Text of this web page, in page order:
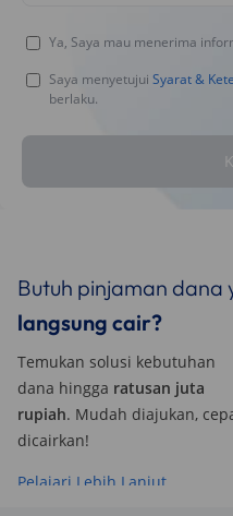
Ya, Saya mau menerima
Saya menyetujui Syarat &
berlaku.
Butuh pinjaman dana
langsung cair?
Temukan solusi kebutuhan
dana hingga ratusan juta
rupiah. Mudah diajukan,
dicairkan!
Pelajari Lebih Lanjut